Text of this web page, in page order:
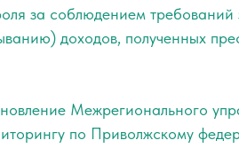
за соблюдением требований
доходов, полученных
Межрегионального
по Приволжскому